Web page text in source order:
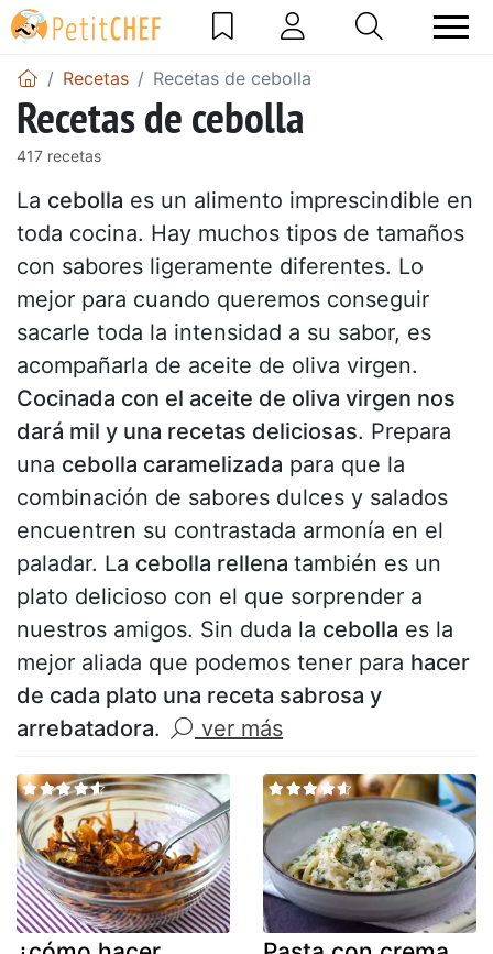
Recetas Recetas de cebolla
Recetas de cebolla
417 recetas
La cebolla es un alimento imprescindible en
toda cocina. Hay muchos tipos de tamaños
con sabores ligeramente diferentes. Lo
mejor para cuando queremos conseguir
sacarle toda la intensidad a su sabor, es
acompañarla de aceite de oliva virgen.
Cocinada con el aceite de oliva virgen nos
dará mil y una recetas deliciosas. Prepara
una cebolla caramelizada para que la
combinación de sabores dulces y salados
encuentren su contrastada armonía en el
paladar. La cebolla rellena también es un
plato delicioso con el que sorprender a
nuestros amigos. Sin duda la cebolla es la
mejor aliada que podemos tener para hacer
de cada plato una receta sabrosa y
arrebatadora. ver más